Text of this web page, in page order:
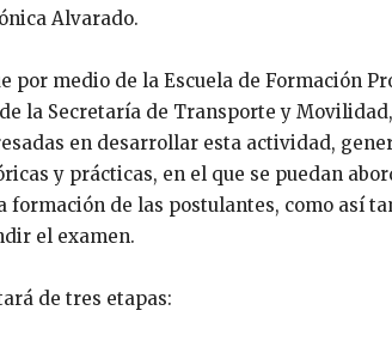
Alvarado.
por medio de la Escuela de Formación
la Secretaría de Transporte y
en desarrollar esta actividad,
y prácticas, en el que se puedan
formación de las postulantes, como así
el examen.
de tres etapas: